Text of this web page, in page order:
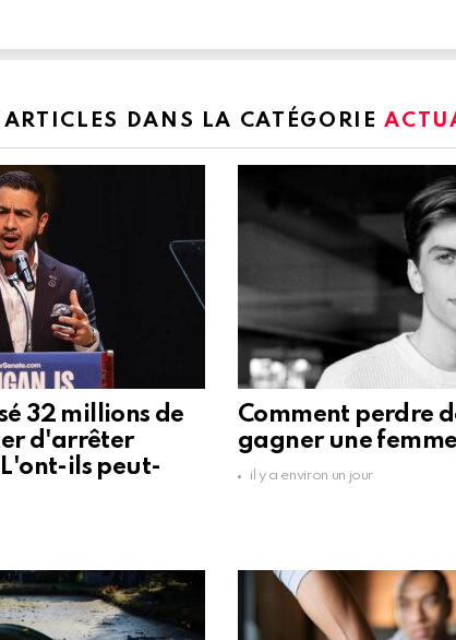
DANS LA CATÉGORIE
32 millions de
d'arrêter
ils peut-
Comment perdre
gagner une
il y a environ un jour